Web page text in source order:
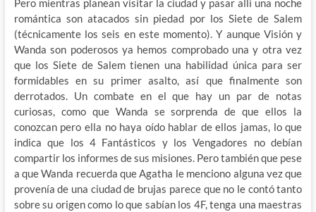
Pero mientras planean visitar la ciudad y pasar allí una noche
romántica son atacados sin piedad por los Siete de Salem
(técnicamente los seis en este momento). Y aunque Visión y
Wanda son poderosos ya hemos comprobado una y otra vez
que los Siete de Salem tienen una habilidad única para ser
formidables en su primer asalto, así que finalmente son
derrotados. Un combate en el que hay un par de notas
curiosas, como que Wanda se sorprenda de que ellos la
conozcan pero ella no haya oído hablar de ellos jamas, lo que
indica que los 4 Fantásticos y los Vengadores no debían
compartir los informes de sus misiones. Pero también que pese
a que Wanda recuerda que Agatha le menciono alguna vez que
provenía de una ciudad de brujas parece que no le contó tanto
sobre su origen como lo que sabían los 4F, tenga una maestras